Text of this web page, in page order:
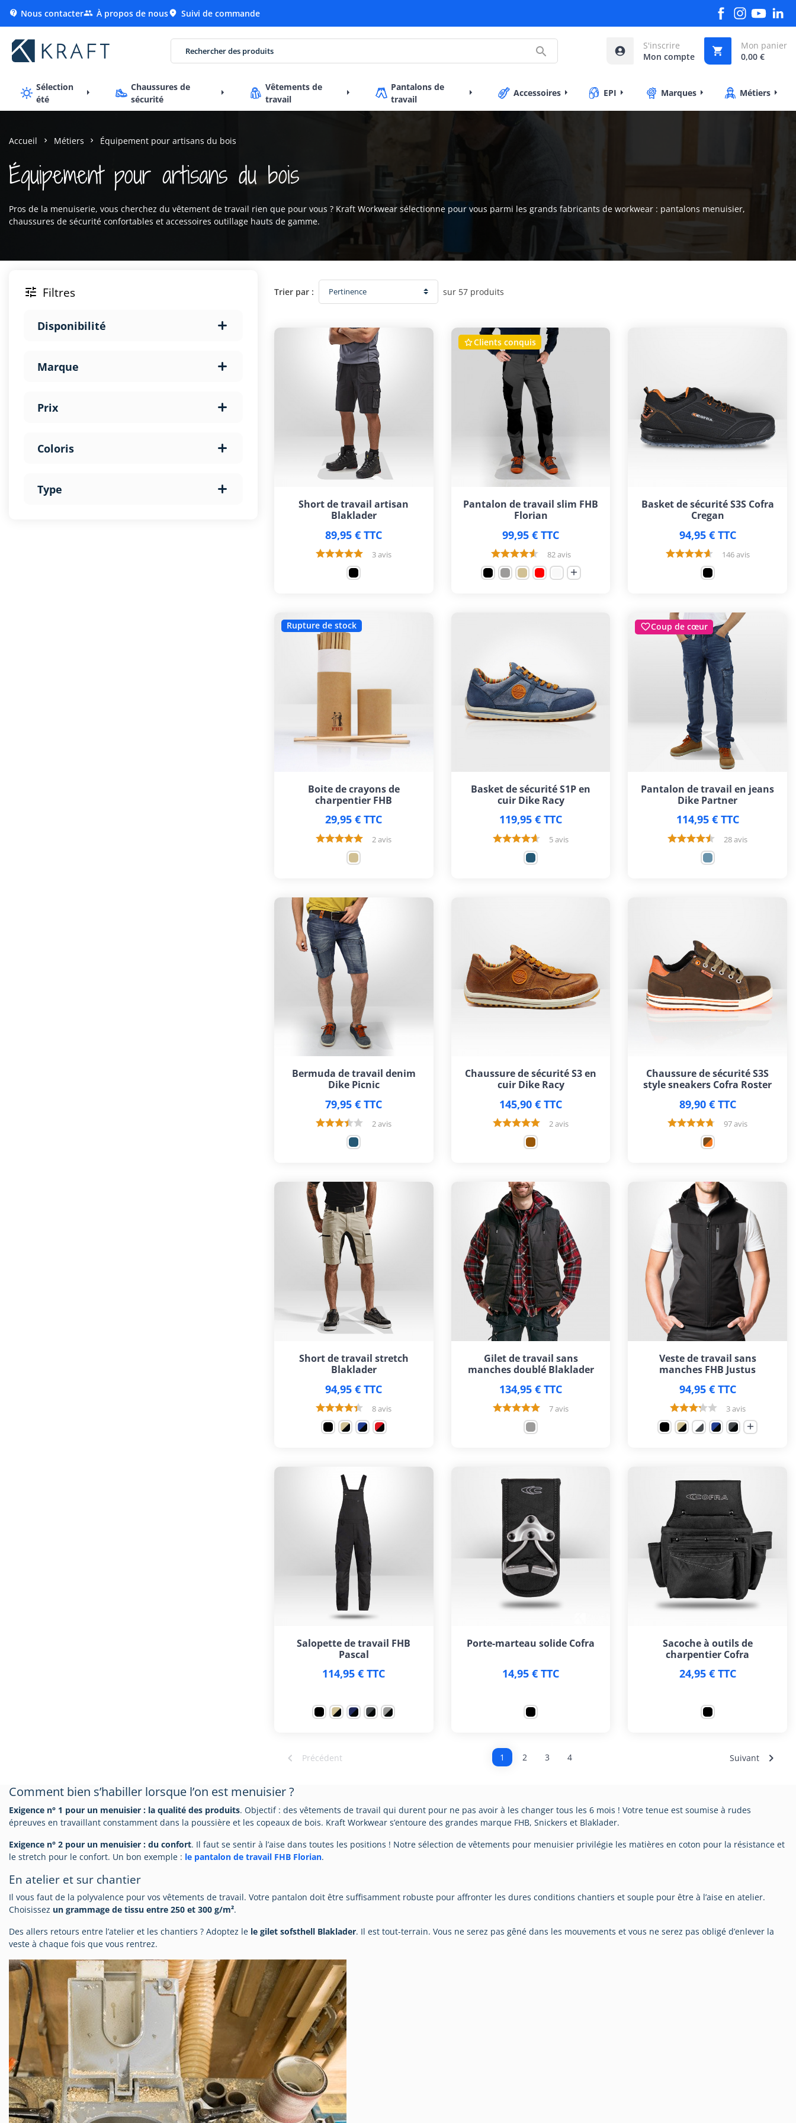
 Nous contacter À propos de nous Suivi de commande
 
S'inscrire
Mon compte

Mon panier
0,00 €
Sélection
été
Chaussures de
sécurité
Vêtements de
travail
Pantalons de
travail
Accessoires EPI Marques Métiers
Accueil Métiers Équipement pour artisans du bois
Équipement pour artisans du bois
Pros de la menuiserie, vous cherchez du vêtement de travail rien que pour vous ? Kraft Workwear sélectionne pour vous parmi les grands fabricants de workwear : pantalons menuisier,
chaussures de sécurité confortables et accessoires outillage hauts de gamme.
 Filtres
Disponibilité
Marque
Prix
Coloris
Type
Trier par : sur 57 produits
Short de travail artisan
Blaklader
89,95 € TTC
3 avis
Clients conquis
Pantalon de travail slim FHB
Florian
99,95 € TTC
82 avis

Basket de sécurité S3S Cofra
Cregan
94,95 € TTC
146 avis
Rupture de stock
Boite de crayons de
charpentier FHB
29,95 € TTC
2 avis
Basket de sécurité S1P en
cuir Dike Racy
119,95 € TTC
5 avis
Coup de cœur
Pantalon de travail en jeans
Dike Partner
114,95 € TTC
28 avis
Bermuda de travail denim
Dike Picnic
79,95 € TTC
2 avis
Chaussure de sécurité S3 en
cuir Dike Racy
145,90 € TTC
2 avis
Chaussure de sécurité S3S
style sneakers Cofra Roster
89,90 € TTC
97 avis
Short de travail stretch
Blaklader
94,95 € TTC
8 avis
Gilet de travail sans
manches doublé Blaklader
134,95 € TTC
7 avis
Veste de travail sans
manches FHB Justus
94,95 € TTC
3 avis

Salopette de travail FHB
Pascal
114,95 € TTC
Porte-marteau solide Cofra
14,95 € TTC
Sacoche à outils de
charpentier Cofra
24,95 € TTC
 Précédent 1 2 3 4 Suivant 
Comment bien s’habiller lorsque l’on est menuisier ?
Exigence n° 1 pour un menuisier : la qualité des produits. Objectif : des vêtements de travail qui durent pour ne pas avoir à les changer tous les 6 mois ! Votre tenue est soumise à rudes
épreuves en travaillant constamment dans la poussière et les copeaux de bois. Kraft Workwear s’entoure des grandes marque FHB, Snickers et Blaklader.
Exigence n° 2 pour un menuisier : du confort. Il faut se sentir à l’aise dans toutes les positions ! Notre sélection de vêtements pour menuisier privilégie les matières en coton pour la résistance et
le stretch pour le confort. Un bon exemple : le pantalon de travail FHB Florian.
En atelier et sur chantier
Il vous faut de la polyvalence pour vos vêtements de travail. Votre pantalon doit être suffisamment robuste pour affronter les dures conditions chantiers et souple pour être à l’aise en atelier.
Choisissez un grammage de tissu entre 250 et 300 g/m².
Des allers retours entre l’atelier et les chantiers ? Adoptez le le gilet sofsthell Blaklader. Il est tout-terrain. Vous ne serez pas gêné dans les mouvements et vous ne serez pas obligé d’enlever la
veste à chaque fois que vous rentrez.